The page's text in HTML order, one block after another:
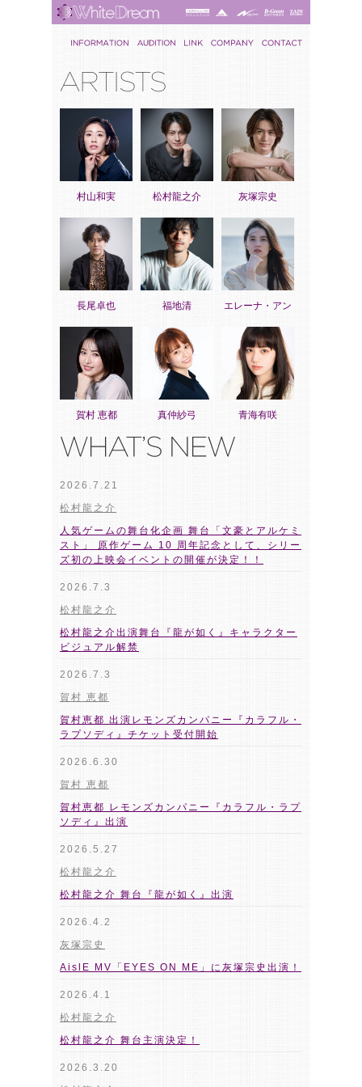
村山和実 松村龍之介 灰塚宗史
長尾卓也 福地清 エレーナ・アン
賀村 恵都 真仲紗弓 青海有咲
2026.7.21
松村龍之介
人気ゲームの舞台化企画 舞台「文豪とアルケミ
スト」 原作ゲーム 10 周年記念として、シリー
ズ初の上映会イベントの開催が決定！！
2026.7.3
松村龍之介
松村龍之介出演舞台『龍が如く』キャラクター
ビジュアル解禁
2026.7.3
賀村 恵都
賀村恵都 出演レモンズカンパニー『カラフル・
ラプソディ』チケット受付開始
2026.6.30
賀村 恵都
賀村恵都 レモンズカンパニー『カラフル・ラプ
ソディ』出演
2026.5.27
松村龍之介
松村龍之介 舞台『龍が如く』出演
2026.4.2
灰塚宗史
AislE MV「EYES ON ME」に灰塚宗史出演！
2026.4.1
松村龍之介
松村龍之介 舞台主演決定！
2026.3.20